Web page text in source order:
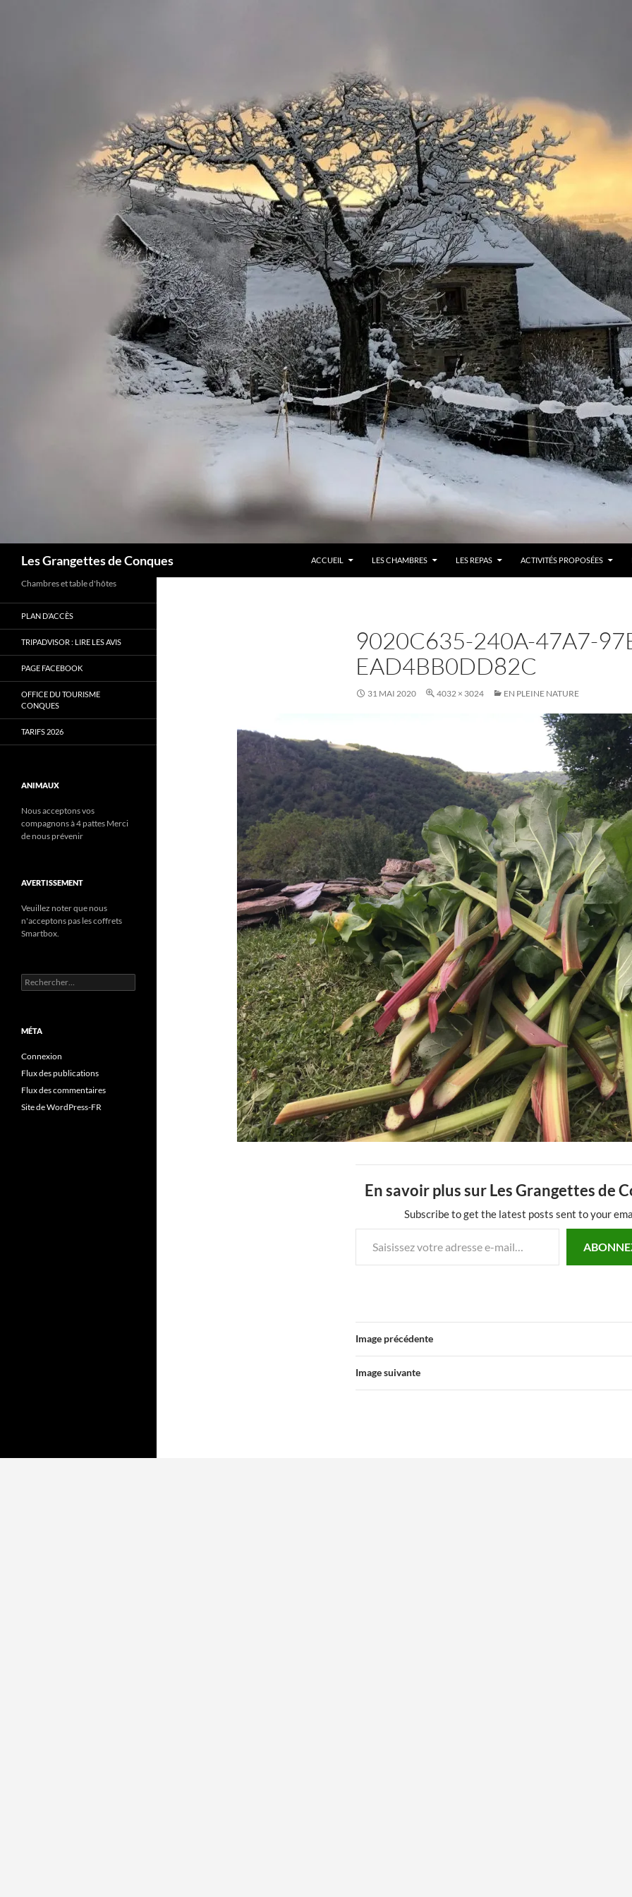
Les Grangettes de Conques
ACCUEIL
LES CHAMBRES LES REPAS ACTIVITÉS PROPOSÉES
9020C635-240A-47A7-
EAD4BB0DD82C
31 MAI 2020 4032 × 3024 EN PLEINE NATURE
En savoir plus sur Les Grangettes de
Subscribe to get the latest posts sent to your
Saisissez votre adresse e-mail…
Image précédente
Image suivante
Chambres et table d'hôtes
PLAN D’ACCÈS
TRIPADVISOR : LIRE LES AVIS
PAGE FACEBOOK
OFFICE DU TOURISME
CONQUES
TARIFS 2026
ANIMAUX
Nous acceptons vos
compagnons à 4 pattes Merci
de nous prévenir
AVERTISSEMENT
Veuillez noter que nous
n'acceptons pas les coffrets
Smartbox.
Rechercher :
MÉTA
Connexion
Flux des publications
Flux des commentaires
Site de WordPress-FR